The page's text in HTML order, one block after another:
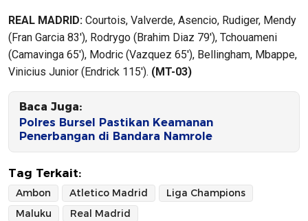
REAL MADRID: Courtois, Valverde, Asencio, Rudiger, Mendy
(Fran Garcia 83′), Rodrygo (Brahim Diaz 79′), Tchouameni
(Camavinga 65′), Modric (Vazquez 65′), Bellingham, Mbappe,
Vinicius Junior (Endrick 115′). (MT-03)
Baca Juga:
Polres Bursel Pastikan Keamanan
Penerbangan di Bandara Namrole
Tag Terkait:
Ambon Atletico Madrid
Liga Champions
Maluku
Real Madrid